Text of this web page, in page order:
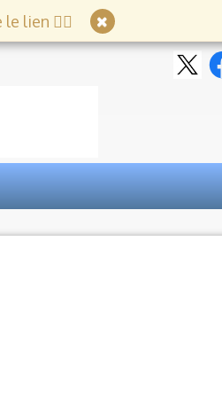
lien 👇🏻